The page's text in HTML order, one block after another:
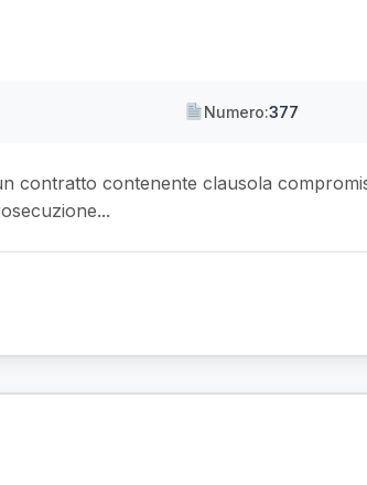
Numero:377
contratto contenente clausola